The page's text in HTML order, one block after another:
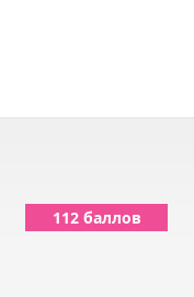
112 баллов